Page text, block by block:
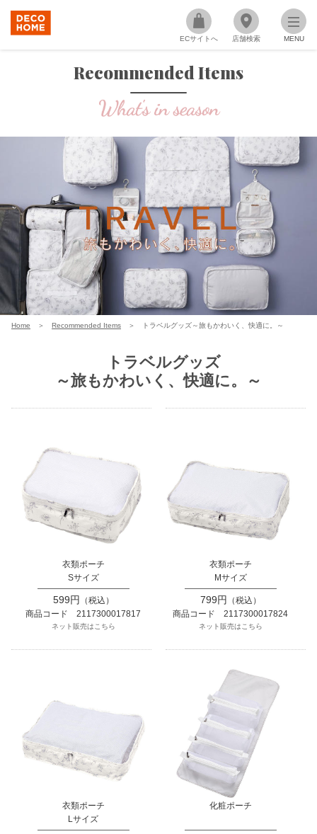
MENU
ECサイトへ 店舗検索
Recommended Items
Home ＞ Recommended Items ＞ トラベルグッズ～旅もかわいく、快適に。～
トラベルグッズ
～旅もかわいく、快適に。～
衣類ポーチ
Sサイズ
599円
（税込）
商品コード 2117300017817
ネット販売はこちら
衣類ポーチ
Mサイズ
799円
（税込）
商品コード 2117300017824
ネット販売はこちら
衣類ポーチ
Lサイズ
化粧ポーチ